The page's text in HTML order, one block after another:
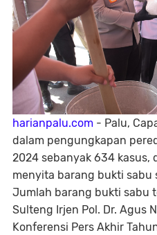
harianpalu.com - Palu,
dalam pengungkapan
2024 sebanyak 634 kasus,
menyita barang bukti sabu
Jumlah barang bukti sabu
Sulteng Irjen Pol. Dr. Agus
Konferensi Pers Akhir